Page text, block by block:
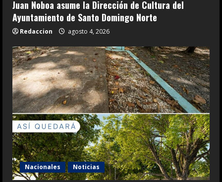
Juan Noboa asume la Dirección de Cultura del
Ayuntamiento de Santo Domingo Norte
Redaccion agosto 4, 2026
Nacionales Noticias